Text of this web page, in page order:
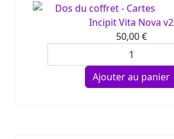
Incipit Vita Nova v2
50,00 €